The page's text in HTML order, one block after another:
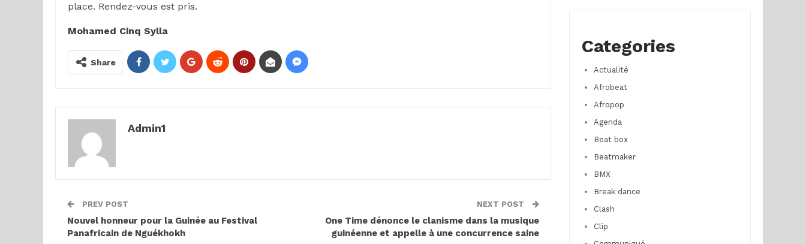
place. Rendez-vous est pris.
Mohamed Cinq Sylla
Share
Admin1
PREV POST
Nouvel honneur pour la Guinée au Festival
Panafricain de Nguékhokh
NEXT POST
One Time dénonce le clanisme dans la musique
guinéenne et appelle à une concurrence saine
Categories
Actualité
Afrobeat
Afropop
Agenda
Beat box
Beatmaker
BMX
Break dance
Clash
Clip